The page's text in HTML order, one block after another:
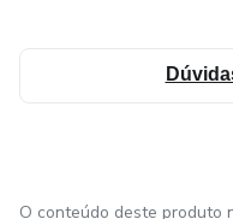
O conteúdo deste produto